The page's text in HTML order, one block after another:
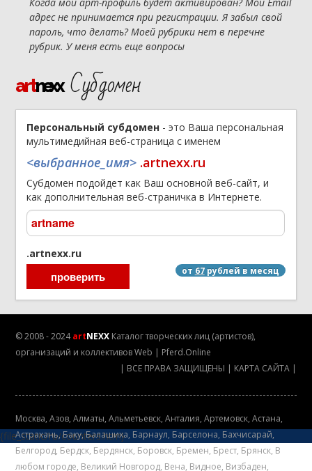
адрес не принимается при регистрации. Я забыл свой
пароль, что делать? Моей рубрики нет в перечне
рубрик. У меня есть еще вопросы
artnexx Субдомен
Персональный субдомен - это Ваша персональная
мультимедийная веб-страница с именем
<выбранное_имя> .artnexx.ru
Субдомен подойдет как Ваш основной веб-сайт, и
как дополнительная веб-страничка в Интернете.
.artnexx.ru
от 67рублей в месяц
© 2008 - 2024artNEXX Каталог творческих лиц (артистов),
организаций и коллективовWeb | Pferd.Online
| ВСЕ ПРАВА ЗАЩИЩЕНЫ | КАРТА САЙТА|
Mосква,Азов,Алматы,Альметьевск,Анталия,Артемовск,Астана,
Астрахань,Баку,Балашиха, Барнаул, Барселона, Бахчисарай,
Белгород, Бердск, Бердянск, Боровск, Бремен, Брест, Брянск, В
любом городе, Великий Новгород, Вена, Видное, Визбаден,
{file_static/ru/counters.htm}